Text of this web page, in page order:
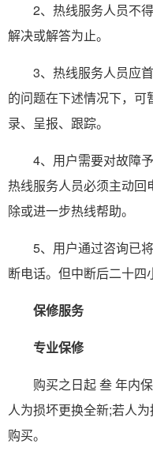
2、热线服务人员不得
解决或解答为止。
3、热线服务人员应首
的问题在下述情况下，
录、呈报、跟踪。
4、用户需要对故障予
热线服务人员必须主动回
除或进一步热线帮助。
5、用户通过咨询已将
断电话。但中断后二十四
保修服务
专业保修
购买之日起 叁 年内保
人为损坏更换全新;若人
购买。